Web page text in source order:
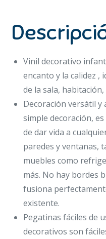
Vinil decorativo
encanto y la calidez ,
de la sala,
Decoración versátil y
simple decoración,
de dar vida a
paredes y ventanas,
muebles como
más. No hay bordes
fusiona
existente.
Pegatinas fáciles de
decorativos son